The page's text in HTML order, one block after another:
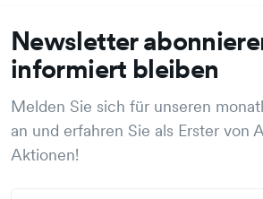
Newsletter
informiert bleiben
Melden Sie sich für unseren
an und erfahren Sie als Erster von
Aktionen!